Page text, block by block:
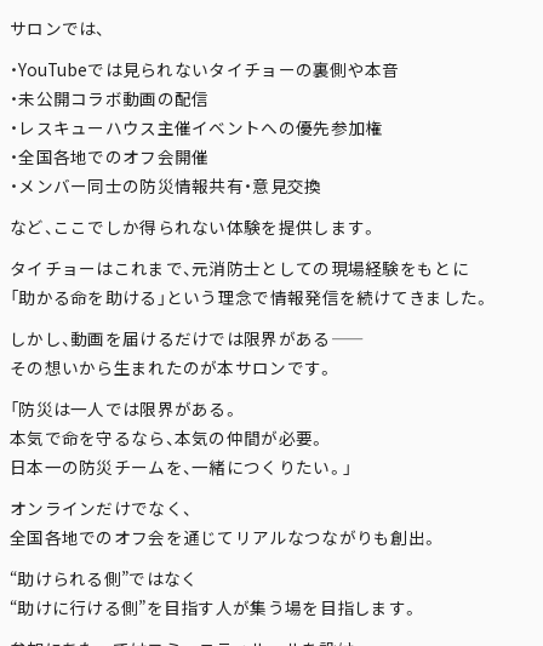
サロンでは、
・YouTubeでは見られないタイチョーの裏側や本音
・未公開コラボ動画の配信
・レスキューハウス主催イベントへの優先参加権
・全国各地でのオフ会開催
・メンバー同士の防災情報共有・意見交換
など、ここでしか得られない体験を提供します。
タイチョーはこれまで、元消防士としての現場経験をもとに
「助かる命を助ける」という理念で情報発信を続けてきました。
しかし、動画を届けるだけでは限界がある——
その想いから生まれたのが本サロンです。
「防災は一人では限界がある。
本気で命を守るなら、本気の仲間が必要。
日本一の防災チームを、一緒につくりたい。」
オンラインだけでなく、
全国各地でのオフ会を通じてリアルなつながりも創出。
“助けられる側”ではなく
“助けに行ける側”を目指す人が集う場を目指します。